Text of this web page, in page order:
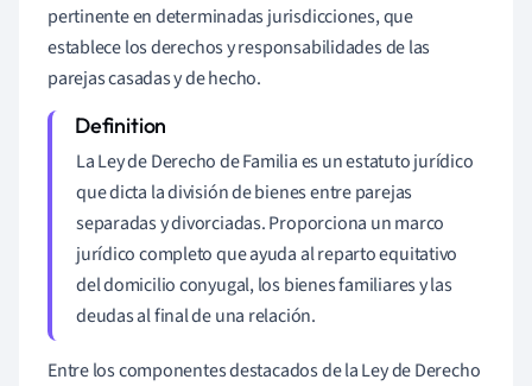
pertinente en determinadas jurisdicciones, que
establece los derechos y responsabilidades de las
parejas casadas y de hecho.
La Ley de Derecho de Familia es un estatuto jurídico
que dicta la división de bienes entre parejas
separadas y divorciadas. Proporciona un marco
jurídico completo que ayuda al reparto equitativo
del domicilio conyugal, los bienes familiares y las
deudas al final de una relación.
Entre los componentes destacados de la Ley de Derecho